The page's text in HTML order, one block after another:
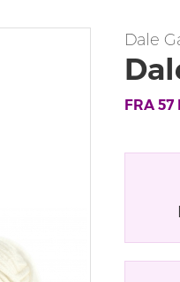
Dale
FRA 57